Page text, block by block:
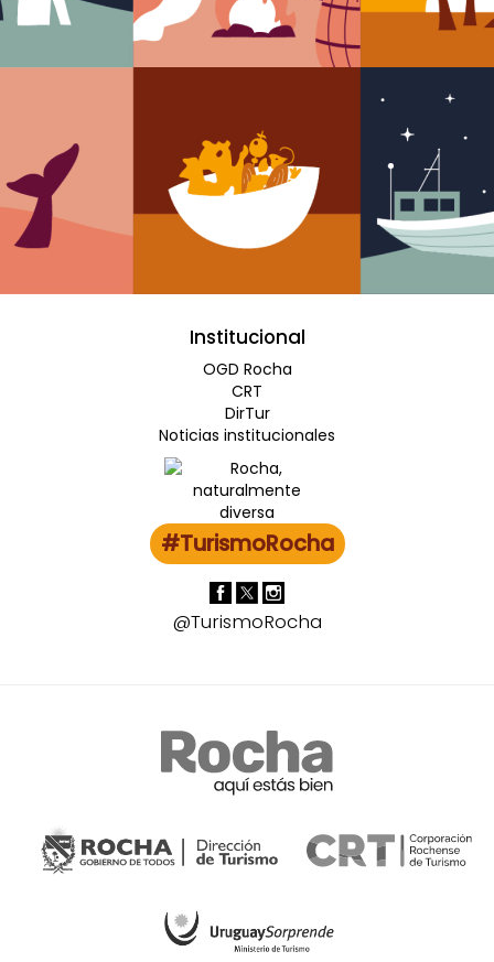
Institucional
OGD Rocha
CRT
DirTur
Noticias institucionales
#TurismoRocha
@TurismoRocha